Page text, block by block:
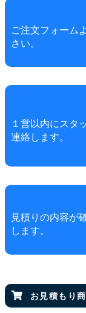
ご注文フォーム
さい。
１営以内にスタ
連絡します。
見積りの内容が
します。
お見積もり